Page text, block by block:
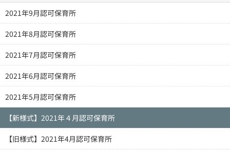
2021年9月認可保育所
2021年8月認可保育所
2021年7月認可保育所
2021年6月認可保育所
2021年5月認可保育所
【新様式】2021年４月認可保育所
【旧様式】2021年4月認可保育所